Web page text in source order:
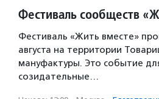
Фестиваль сообществ
Фестиваль «Жить вместе»
августа на территории
мануфактуры. Это событие
созидательные…